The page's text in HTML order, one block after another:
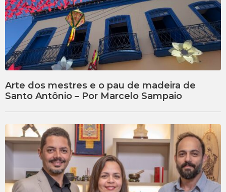
Arte dos mestres e o pau de madeira de
Santo Antônio – Por Marcelo Sampaio